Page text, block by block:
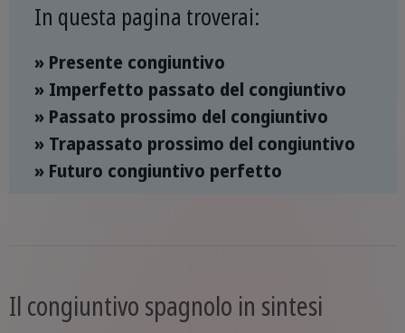
In questa pagina troverai:
» Presente congiuntivo
» Imperfetto passato del congiuntivo
» Passato prossimo del congiuntivo
» Trapassato prossimo del congiuntivo
» Futuro congiuntivo perfetto
Il congiuntivo spagnolo in sintesi